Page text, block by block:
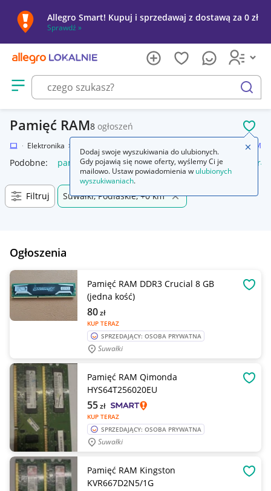
Allegro Smart! Kupuj i sprzedawaj z dostawą za 0 zł
Sprawdź »
Otwórz menu z kategoriami
szukaj
Pamięć RAM8 ogłoszeń
Elektronika Pamięć RAM
Podobne: pamięć ram pamięć ram ddr5 pamięć ram ddr4
Filtruj Suwałki, Podlaskie, +0 km
Ogłoszenia
Pamięć RAM DDR3 Crucial 8 GB
(jedna kość)
KUP TERAZ
80zł
SPRZEDAJĄCY: OSOBA PRYWATNA
Suwałki
Pamięć RAM Qimonda
HYS64T256020EU
KUP TERAZ
55zł
SPRZEDAJĄCY: OSOBA PRYWATNA
Suwałki
Pamięć RAM Kingston
KVR667D2N5/1G
Dodaj swoje wyszukiwania do ulubionych.
Gdy pojawią się nowe oferty, wyślemy Ci je
mailowo. Ustaw powiadomienia w ulubionych
wyszukiwaniach.